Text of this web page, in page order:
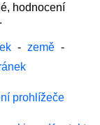
hodnocení
- země -
prohlížeče